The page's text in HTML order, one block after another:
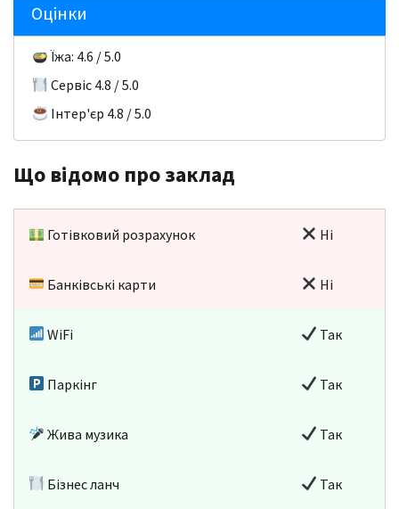
Оцінки
Їжа: 4.6 / 5.0
Сервіс 4.8 / 5.0
Інтер'єр 4.8 / 5.0
Що відомо про заклад
Готівковий розрахунок Ні
Банківські карти Ні
WiFi Так
Паркінг Так
Жива музика Так
Бізнес ланч Так